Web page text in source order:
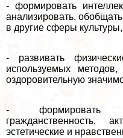
- формировать
анализировать,
в другие сферы
- развивать
используемых методов,
оздоровительную
- формировать
гражданственность,
эстетические и